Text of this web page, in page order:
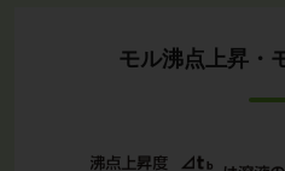
モル沸点上昇・